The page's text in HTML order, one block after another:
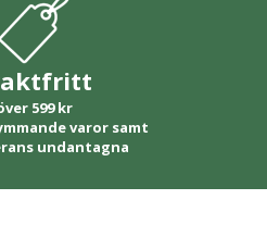
599 kr
varor samt
undantagna